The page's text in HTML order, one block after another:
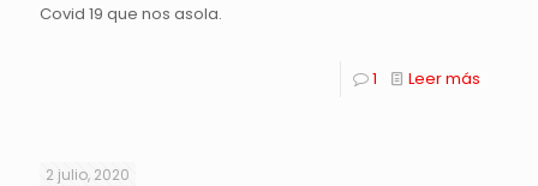
Covid 19 que nos asola.
1 Leer más
2 julio, 2020